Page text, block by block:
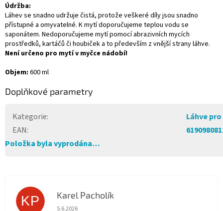
Údržba:
Láhev se snadno udržuje čistá, protože veškeré díly jsou snadno
přístupné a omyvatelné. K mytí doporučujeme teplou vodu se
saponátem. Nedoporučujeme mytí pomocí abrazivních mycích
prostředků, kartáčů či houbiček a to především z vnější strany láhve.
Není určeno pro mytí v myčce nádobí!
Objem: 600 ml
Doplňkové parametry
Kategorie:
Láhve
EAN:
Položka byla vyprodána…
KP Karel Pacholík
Hodnocení obchodu je 4 z 5 hvězdiček.
5.6.2026